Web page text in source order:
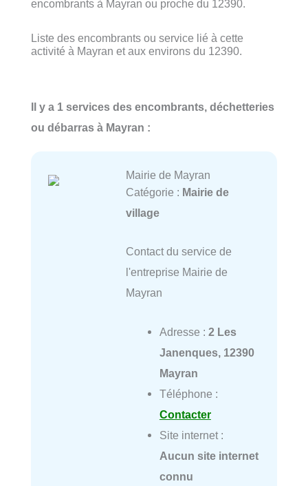
encombrants à Mayran ou proche du 12390.
Liste des encombrants ou service lié à cette
activité à Mayran et aux environs du 12390.
Il y a 1 services des encombrants, déchetteries
ou débarras à Mayran :
Mairie de Mayran
Catégorie : Mairie de
village
Contact du service de
l'entreprise Mairie de
Mayran
Adresse : 2 Les
Janenques, 12390
Mayran
Téléphone :
Contacter
Site internet :
Aucun site internet
connu